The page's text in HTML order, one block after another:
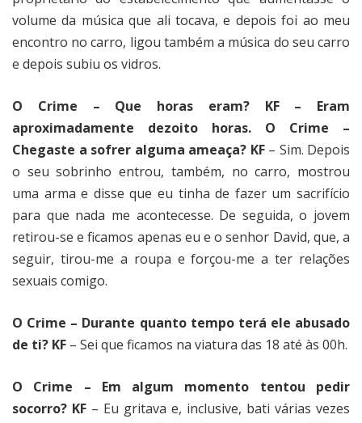
volume da música que ali tocava, e depois foi ao meu
encontro no carro, ligou também a música do seu carro
e depois subiu os vidros.
O Crime – Que horas eram? KF – Eram
aproximadamente dezoito horas. O Crime –
Chegaste a sofrer alguma ameaça? KF– Sim. Depois
o seu sobrinho entrou, também, no carro, mostrou
uma arma e disse que eu tinha de fazer um sacrifício
para que nada me acontecesse. De seguida, o jovem
retirou-se e ficamos apenas eu e o senhor David, que, a
seguir, tirou-me a roupa e forçou-me a ter relações
sexuais comigo.
O Crime – Durante quanto tempo terá ele abusado
de ti? KF – Sei que ficamos na viatura das 18 até às 00h.
O Crime – Em algum momento tentou pedir
socorro? KF – Eu gritava e, inclusive, bati várias vezes